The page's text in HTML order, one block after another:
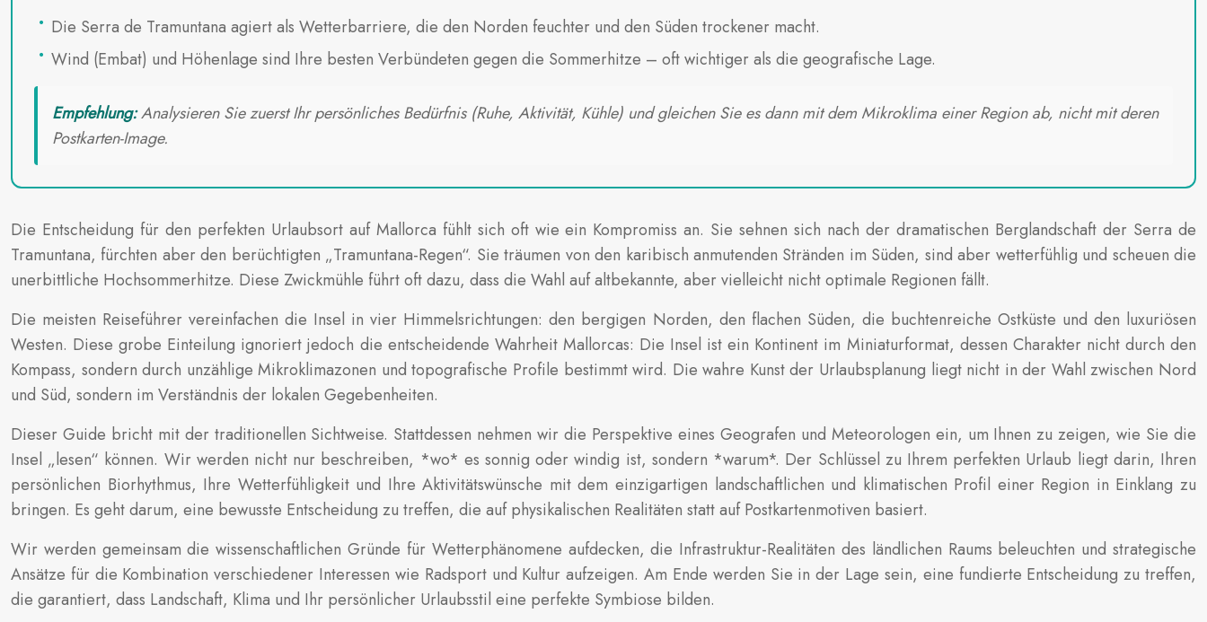
Die Serra de Tramuntana agiert als Wetterbarriere, die den Norden feuchter und den Süden trockener macht.
Wind (Embat) und Höhenlage sind Ihre besten Verbündeten gegen die Sommerhitze – oft wichtiger als die geografische Lage.
Empfehlung:Analysieren Sie zuerst Ihr persönliches Bedürfnis (Ruhe, Aktivität, Kühle) und gleichen Sie es dann mit dem Mikroklima einer Region ab, nicht mit deren
Postkarten-Image.
Die Entscheidung für den perfekten Urlaubsort auf Mallorca fühlt sich oft wie ein Kompromiss an. Sie sehnen sich nach der dramatischen Berglandschaft der Serra de
Tramuntana, fürchten aber den berüchtigten „Tramuntana-Regen“. Sie träumen von den karibisch anmutenden Stränden im Süden, sind aber wetterfühlig und scheuen die
unerbittliche Hochsommerhitze. Diese Zwickmühle führt oft dazu, dass die Wahl auf altbekannte, aber vielleicht nicht optimale Regionen fällt.
Die meisten Reiseführer vereinfachen die Insel in vier Himmelsrichtungen: den bergigen Norden, den flachen Süden, die buchtenreiche Ostküste und den luxuriösen
Westen. Diese grobe Einteilung ignoriert jedoch die entscheidende Wahrheit Mallorcas: Die Insel ist ein Kontinent im Miniaturformat, dessen Charakter nicht durch den
Kompass, sondern durch unzählige Mikroklimazonen und topografische Profile bestimmt wird. Die wahre Kunst der Urlaubsplanung liegt nicht in der Wahl zwischen Nord
und Süd, sondern im Verständnis der lokalen Gegebenheiten.
Dieser Guide bricht mit der traditionellen Sichtweise. Stattdessen nehmen wir die Perspektive eines Geografen und Meteorologen ein, um Ihnen zu zeigen, wie Sie die
Insel „lesen“ können. Wir werden nicht nur beschreiben, *wo* es sonnig oder windig ist, sondern *warum*. Der Schlüssel zu Ihrem perfekten Urlaub liegt darin, Ihren
persönlichen Biorhythmus, Ihre Wetterfühligkeit und Ihre Aktivitätswünsche mit dem einzigartigen landschaftlichen und klimatischen Profil einer Region in Einklang zu
bringen. Es geht darum, eine bewusste Entscheidung zu treffen, die auf physikalischen Realitäten statt auf Postkartenmotiven basiert.
Wir werden gemeinsam die wissenschaftlichen Gründe für Wetterphänomene aufdecken, die Infrastruktur-Realitäten des ländlichen Raums beleuchten und strategische
Ansätze für die Kombination verschiedener Interessen wie Radsport und Kultur aufzeigen. Am Ende werden Sie in der Lage sein, eine fundierte Entscheidung zu treffen,
die garantiert, dass Landschaft, Klima und Ihr persönlicher Urlaubsstil eine perfekte Symbiose bilden.